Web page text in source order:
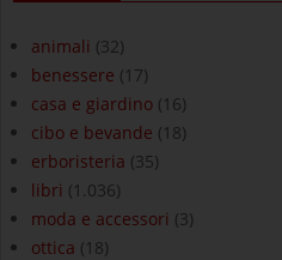
animali (32)
benessere (17)
casa e giardino (16)
cibo e bevande (18)
erboristeria (35)
libri (1.036)
moda e accessori (3)
ottica (18)